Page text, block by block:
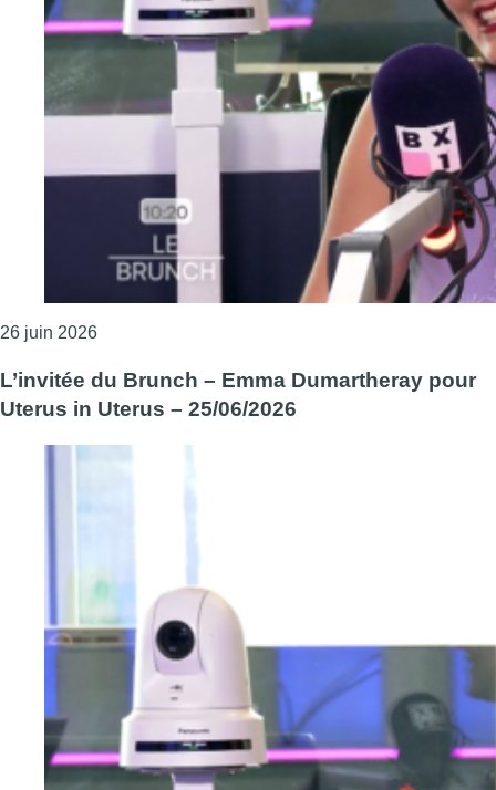
26 juin 2026Consulter l'article "L’invité du Brunch – Azizam –
L’invitée du Brunch – Emma Dumartheray pour
Uterus in Uterus – 25/06/2026